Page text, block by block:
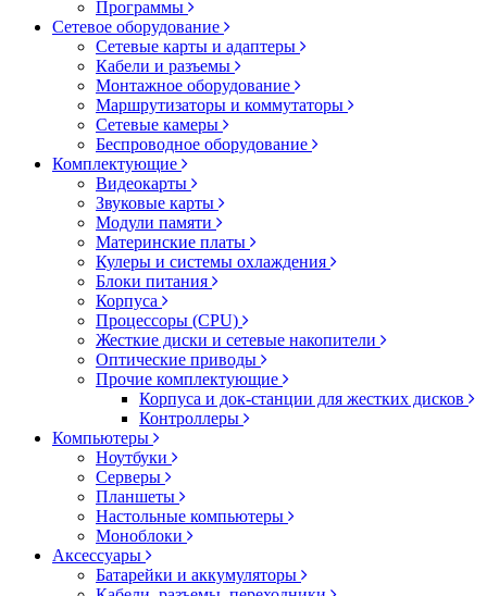
Программы
Сетевое оборудование
Сетевые карты и адаптеры
Кабели и разъемы
Монтажное оборудование
Маршрутизаторы и коммутаторы
Сетевые камеры
Беспроводное оборудование
Комплектующие
Видеокарты
Звуковые карты
Модули памяти
Материнские платы
Кулеры и системы охлаждения
Блоки питания
Корпуса
Процессоры (CPU)
Жесткие диски и сетевые накопители
Оптические приводы
Прочие комплектующие
Корпуса и док-станции для жестких дисков
Контроллеры
Компьютеры
Ноутбуки
Серверы
Планшеты
Настольные компьютеры
Моноблоки
Аксессуары
Батарейки и аккумуляторы